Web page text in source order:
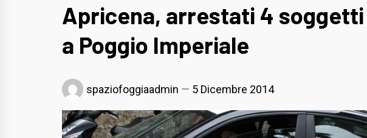
Apricena, arrestati 4
a Poggio Imperiale
spaziofoggiaadmin 5 Dicembre 2014